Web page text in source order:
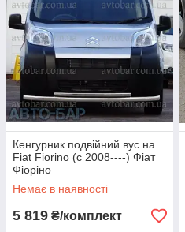
Кенгурник подвійний вус на
Fiat Fiorino (c 2008----) Фіат
Фіоріно
Немає в наявності
5 819 ₴/комплект